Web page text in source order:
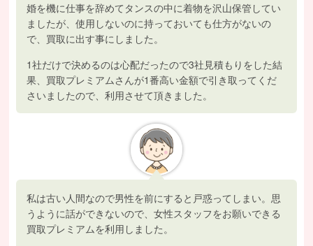
婚を機に仕事を辞めてタンスの中に着物を沢山保管してい
ましたが、使用しないのに持っておいても仕方がないの
で、買取に出す事にしました。
1社だけで決めるのは心配だったので3社見積もりをした結
果、買取プレミアムさんが1番高い金額で引き取ってくだ
さいましたので、利用させて頂きました。
私は古い人間なので男性を前にすると戸惑ってしまい。思
うように話ができないので、女性スタッフをお願いできる
買取プレミアムを利用しました。